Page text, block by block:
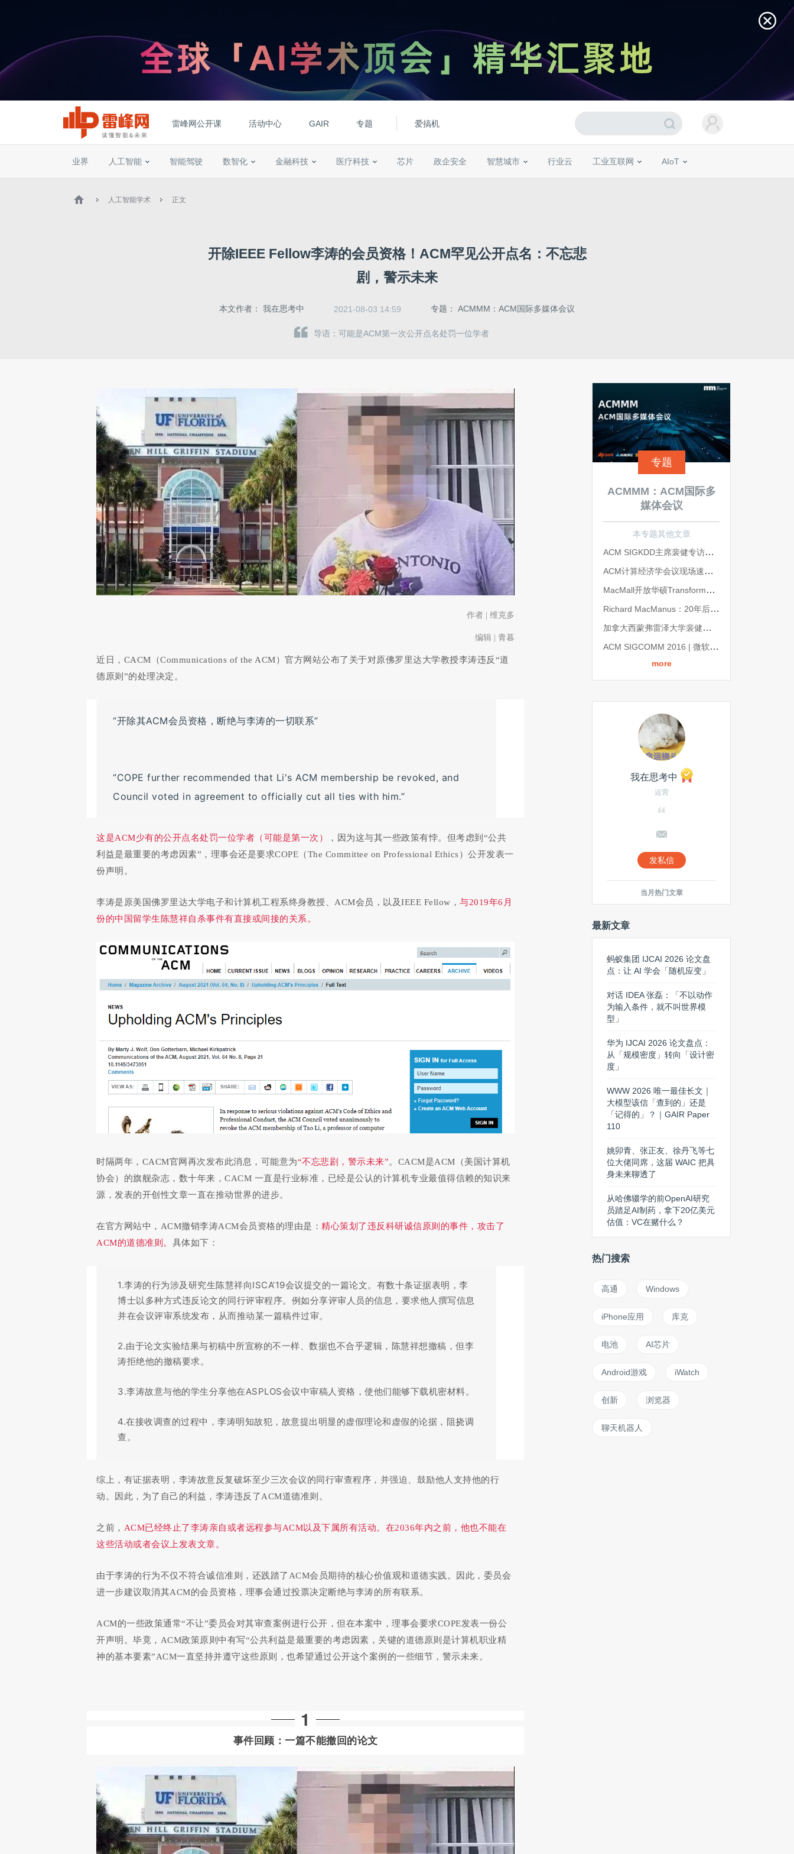
雷峰网公开课 活动中心 GAIR 专题 爱搞机
业界 人工智能 智能驾驶 数智化 金融科技 医疗科技 芯片 政企安全 智慧城市 行业云 工业互联网 AIoT
人工智能学术 正文
开除IEEE Fellow李涛的会员资格！ACM罕见公开点名：不忘悲
剧，警示未来
本文作者： 我在思考中 2021-08-03 14:59 专题： ACMMM：ACM国际多媒体会议
导语：可能是ACM第一次公开点名处罚一位学者
作者 | 维克多
编辑 | 青暮
近日，CACM（Communications of the ACM）官方网站公布了关于对原佛罗里达大学教授李涛违反“道
德原则”的处理决定。
“开除其ACM会员资格，断绝与李涛的一切联系”
“COPE further recommended that Li's ACM membership be revoked, and
Council voted in agreement to officially cut all ties with him.”
这是ACM少有的公开点名处罚一位学者（可能是第一次）
，因为这与其一些政策有悖。但考虑到“公共
利益是最重要的考虑因素”，理事会还是要求COPE（The Committee on Professional Ethics）公开发表一
份声明。
李涛是原美国佛罗里达大学电子和计算机工程系终身教授、ACM会员，以及IEEE Fellow， 与2019年6月
份的中国留学生陈慧祥自杀事件有直接或间接的关系。
时隔两年，CACM官网再次发布此消息，可能意为“不忘悲剧，警示未来”。CACM是ACM（美国计算机
协会）的旗舰杂志，数十年来，CACM 一直是行业标准，已经是公认的计算机专业最值得信赖的知识来
源，发表的开创性文章一直在推动世界的进步。
在官方网站中，ACM撤销李涛ACM会员资格的理由是： 精心策划了违反科研诚信原则的事件，攻击了
ACM的道德准则。 具体如下：
1.李涛的行为涉及研究生陈慧祥向ISCA‘19会议提交的一篇论文。有数十条证据表明，李
博士以多种方式违反论文的同行评审程序。例如分享评审人员的信息，要求他人撰写信息
并在会议评审系统发布，从而推动某一篇稿件过审。
2.由于论文实验结果与初稿中所宣称的不一样、数据也不合乎逻辑，陈慧祥想撤稿，但李
涛拒绝他的撤稿要求。
3.李涛故意与他的学生分享他在ASPLOS会议中审稿人资格，使他们能够下载机密材料。
4.在接收调查的过程中，李涛明知故犯，故意提出明显的虚假理论和虚假的论据，阻挠调
查。
综上，有证据表明，李涛故意反复破坏至少三次会议的同行审查程序，并强迫、鼓励他人支持他的行
动。因此，为了自己的利益，李涛违反了ACM道德准则。
之前， ACM已经终止了李涛亲自或者远程参与ACM以及下属所有活动。在2036年内之前，他也不能在
这些活动或者会议上发表文章。
由于李涛的行为不仅不符合诚信准则，还践踏了ACM会员期待的核心价值观和道德实践。因此，委员会
进一步建议取消其ACM的会员资格，理事会通过投票决定断绝与李涛的所有联系。
ACM的一些政策通常“不让”委员会对其审查案例进行公开，但在本案中，理事会要求COPE发表一份公
开声明。毕竟，ACM政策原则中有写“公共利益是最重要的考虑因素，关键的道德原则是计算机职业精
神的基本要素”ACM一直坚持并遵守这些原则，也希望通过公开这个案例的一些细节，警示未来。
1
事件回顾：一篇不能撤回的论文
专题
ACMMM：ACM国际多
媒体会议
本专题其他文章
ACM SIGKDD主席裴健专访：华人学者在数据挖掘领域的成就有目共睹
ACM计算经济学会议现场速报：偏理论的学术会议，如今开始拥抱应用问题
MacMall开放华硕Transformer Book预售
Richard MacManus：20年后，网站将不复存在？
加拿大西蒙弗雷泽大学裴健教授当选ACM SIGKDD新一届主席
ACM SIGCOMM 2016 | 微软论文（一）
more
我在思考中
运营
发私信
当月热门文章
最新文章
蚂蚁集团 IJCAI 2026 论文盘
点：让 AI 学会「随机应变」
对话 IDEA 张磊：「不以动作
为输入条件，就不叫世界模
型」
华为 IJCAI 2026 论文盘点：
从「规模密度」转向「设计密
度」
WWW 2026 唯一最佳长文｜
大模型该信「查到的」还是
「记得的」？｜GAIR Paper
110
姚卯青、张正友、徐丹飞等七
位大佬同席，这届 WAIC 把具
身未来聊透了
从哈佛辍学的前OpenAI研究
员踏足AI制药，拿下20亿美元
估值：VC在赌什么？
热门搜索
高通 Windows
iPhone应用 库克
电池 AI芯片
Android游戏 iWatch
创新 浏览器
聊天机器人